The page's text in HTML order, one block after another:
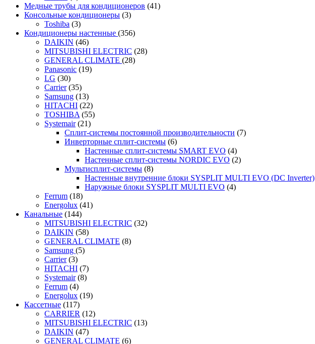
Медные трубы для кондиционеров (41)
Консольные кондиционеры (3)
Toshiba (3)
Кондиционеры настенные (356)
DAIKIN (46)
MITSUBISHI ELECTRIC (28)
GENERAL CLIMATE (28)
Panasonic (19)
LG (30)
Carrier (35)
Samsung (13)
HITACHI (22)
TOSHIBA (55)
Systemair (21)
Сплит-системы постоянной производительности (7)
Инверторные сплит-системы (6)
Настенные сплит-системы SMART EVO (4)
Настенные сплит-системы NORDIC EVO (2)
Мультисплит-системы (8)
Настенные внутренние блоки SYSPLIT MULTI EVO (DC Inverter)
Наружные блоки SYSPLIT MULTI EVO (4)
Ferrum (18)
Energolux (41)
Канальные (144)
MITSUBISHI ELECTRIC (32)
DAIKIN (58)
GENERAL CLIMATE (8)
Samsung (5)
Carrier (3)
HITACHI (7)
Systemair (8)
Ferrum (4)
Energolux (19)
Кассетные (117)
CARRIER (12)
MITSUBISHI ELECTRIC (13)
DAIKIN (47)
GENERAL CLIMATE (6)